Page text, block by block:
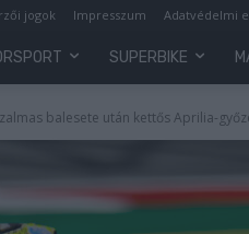
jogok Impresszum Adatvédelmi
SUPERBIKE
balesete után kettős Aprilia-